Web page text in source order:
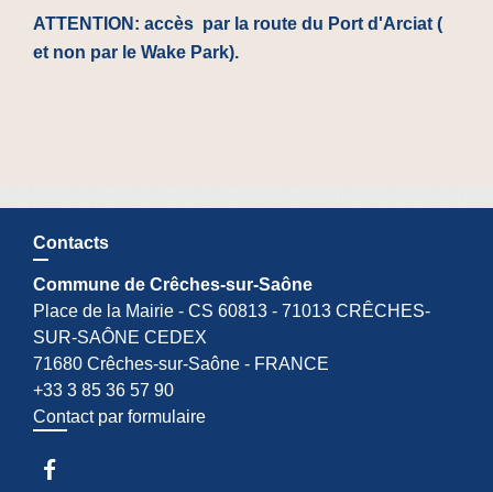
ATTENTION: accès par la route du Port d'Arciat (
et non par le Wake Park).
Contacts
Commune de Crêches-sur-Saône
Place de la Mairie - CS 60813 - 71013 CRÊCHES-
SUR-SAÔNE CEDEX
71680 Crêches-sur-Saône - FRANCE
+33 3 85 36 57 90
Contact par formulaire